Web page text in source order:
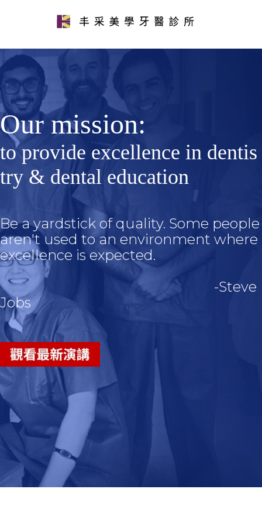
Our mission:
to provide excellence in dentis
try & dental education
Be a yardstick of quality. Some people
aren't used to an environment where
excellence is expected.
-Steve
Jobs